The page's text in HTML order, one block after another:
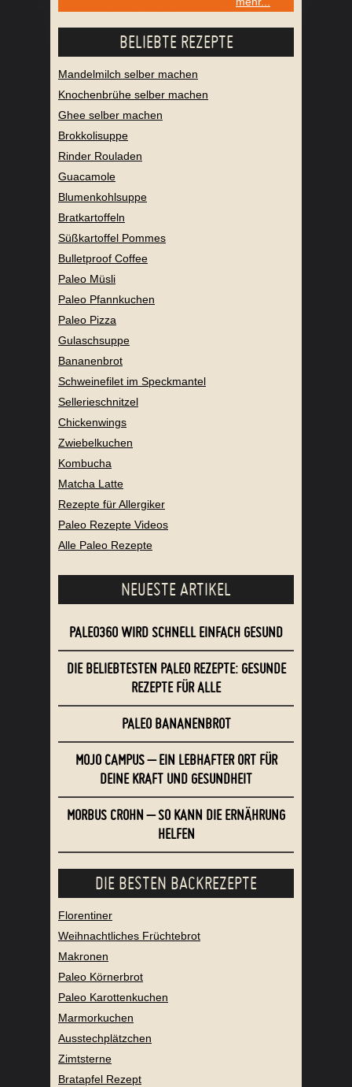
BELIEBTE REZEPTE
Mandelmilch selber machen
Knochenbrühe selber machen
Ghee selber machen
Brokkolisuppe
Rinder Rouladen
Guacamole
Blumenkohlsuppe
Bratkartoffeln
Süßkartoffel Pommes
Bulletproof Coffee
Paleo Müsli
Paleo Pfannkuchen
Paleo Pizza
Gulaschsuppe
Bananenbrot
Schweinefilet im Speckmantel
Sellerieschnitzel
Chickenwings
Zwiebelkuchen
Kombucha
Matcha Latte
Rezepte für Allergiker
Paleo Rezepte Videos
Alle Paleo Rezepte
NEUESTE ARTIKEL
PALEO360 WIRD SCHNELL EINFACH GESUND
DIE BELIEBTESTEN PALEO REZEPTE: GESUNDE
REZEPTE FÜR ALLE
PALEO BANANENBROT
MOJO CAMPUS – EIN LEBHAFTER ORT FÜR
DEINE KRAFT UND GESUNDHEIT
MORBUS CROHN – SO KANN DIE ERNÄHRUNG
HELFEN
DIE BESTEN BACKREZEPTE
Florentiner
Weihnachtliches Früchtebrot
Makronen
Paleo Körnerbrot
Paleo Karottenkuchen
Marmorkuchen
Ausstechplätzchen
Zimtsterne
Bratapfel Rezept